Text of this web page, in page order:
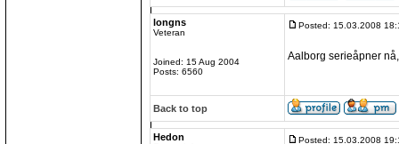
longns
Veteran
Joined: 15 Aug 2004
Posts: 6560
Posted: 15.03.2008
Aalborg serieåpner
Back to top
Hedon Posted: 15.03.2008